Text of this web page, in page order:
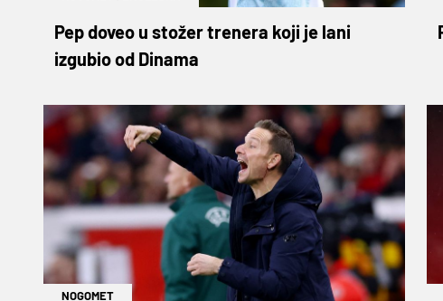
Pep doveo u stožer trenera koji je lani
izgubio od Dinama
NOGOMET